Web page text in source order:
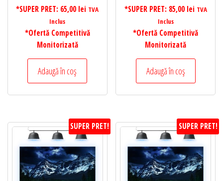
*SUPER PRET: 65,00 lei TVA
Inclus
*Ofertă Competitivă
Monitorizată
Adaugă în coș
*SUPER PRET: 85,00 lei TVA
Inclus
*Ofertă Competitivă
Monitorizată
Adaugă în coș
SUPER PRET! SUPER PRET!